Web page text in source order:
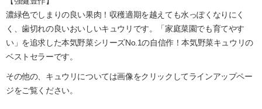
濃緑色でしまりの良い果肉！収穫適期を越えても水っぽくなりにく
く、歯切れの良いおいしいキュウリです。「家庭菜園でも育てやす
い」を追求した本気野菜シリーズNo.1の自信作！本気野菜キュウリの
ベストセラーです。
その他の、キュウリについては画像をクリックしてラインアップペー
ジをご覧ください。